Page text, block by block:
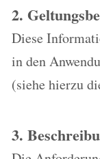
2.
Diese
in den
(siehe hierzu
3.